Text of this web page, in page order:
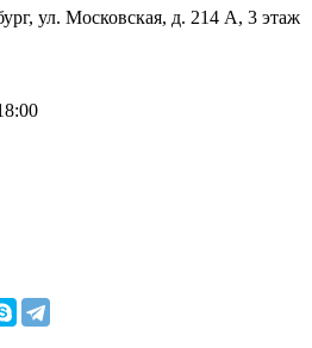
ул. Московская, д. 214 А, 3 этаж